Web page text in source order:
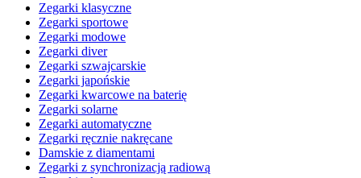
Zegarki klasyczne
Zegarki sportowe
Zegarki modowe
Zegarki diver
Zegarki szwajcarskie
Zegarki japońskie
Zegarki kwarcowe na baterię
Zegarki solarne
Zegarki automatyczne
Zegarki ręcznie nakręcane
Damskie z diamentami
Zegarki z synchronizacją radiową